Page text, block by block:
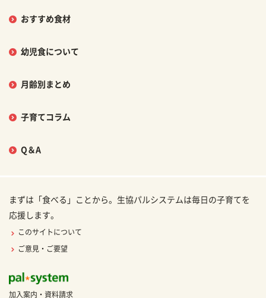
おすすめ食材
幼児食について
月齢別まとめ
子育てコラム
Q＆A
まずは「食べる」ことから。生協パルシステムは毎日の子育てを
応援します。
このサイトについて
ご意見・ご要望
加入案内・資料請求